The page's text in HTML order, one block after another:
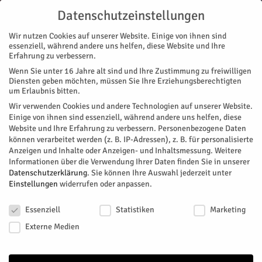
Start
« Alle Veranstaltungen
Diese Veranstaltung hat bereits stattgefunden.
Seniorenmittagstisch in St.
Hildegard
Facebook
Datenschutzeinstellungen
Wir nutzen Cookies auf unserer Website. Einige von ihnen sind
essenziell, während andere uns helfen, diese Website und Ihre
Erfahrung zu verbessern.
Wenn Sie unter 16 Jahre alt sind und Ihre Zustimmung zu freiwilligen
Diensten geben möchten, müssen Sie Ihre Erziehungsberechtigten
um Erlaubnis bitten.
Wir verwenden Cookies und andere Technologien auf unserer Website.
Einige von ihnen sind essenziell, während andere uns helfen, diese
Website und Ihre Erfahrung zu verbessern. Personenbezogene Daten
können verarbeitet werden (z. B. IP-Adressen), z. B. für personalisierte
Anzeigen und Inhalte oder Anzeigen- und Inhaltsmessung. Weitere
Informationen über die Verwendung Ihrer Daten finden Sie in unserer
Datenschutzerklärung. Sie können Ihre Auswahl jederzeit unter
Einstellungen widerrufen oder anpassen.
Essenziell
Statistiken
Marketing
Externe Medien